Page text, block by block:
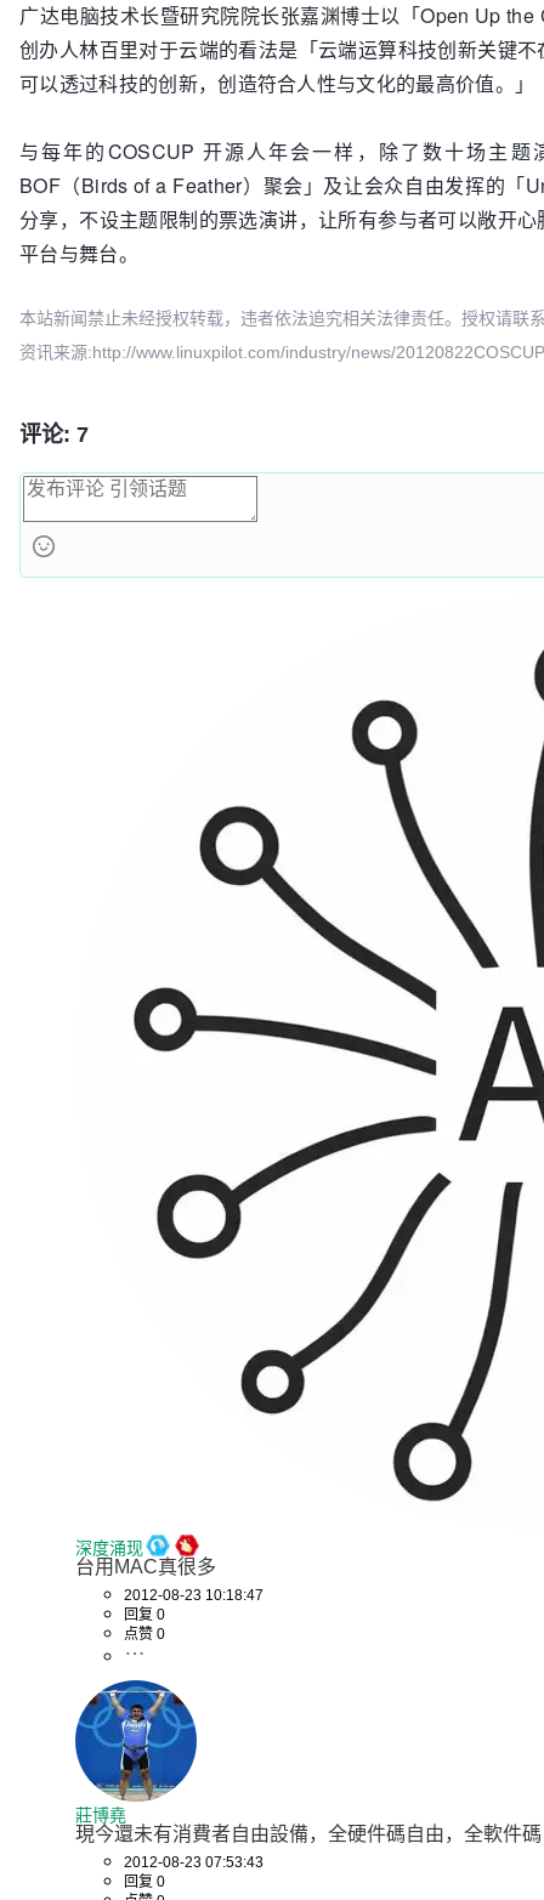
广达电脑技术长暨研究院院长张嘉渊博士以「Open Up
创办人林百里对于云端的看法是「云端运算科技创新关键
可以透过科技的创新，创造符合人性与文化的最高价值。」
与每年的COSCUP 开源人年会一样，除了数十场主
BOF（Birds of a Feather）聚会」及让会众自由发挥的「
分享，不设主题限制的票选演讲，让所有参与者可以敞开
平台与舞台。
本站新闻禁止未经授权转载，违者依法追究相关法律责任。授权请联
资讯来源:http://www.linuxpilot.com/industry/news/
评论: 7
深度涌现
台用MAC真很多
2012-08-23 10:18:47
回复 0
点赞 0
莊博堯
現今還未有消費者自由設備，全硬件碼自由，全軟件
2012-08-23 07:53:43
回复 0